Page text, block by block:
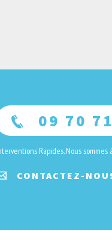
09 70
Rapides. Nous
CONTACTEZ-